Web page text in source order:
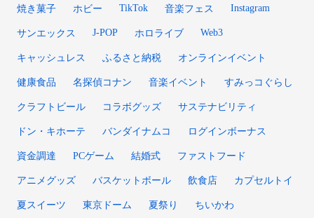
焼き菓子 ホビー TikTok 音楽フェス Instagram
サンエックス J-POP ホロライブ Web3
キャッシュレス ふるさと納税 オンラインイベント
健康食品 名探偵コナン 音楽イベント すみっコぐらし
クラフトビール コラボグッズ サステナビリティ
ドン・キホーテ バンダイナムコ ログインボーナス
資金調達 PCゲーム 結婚式 ファストフード
アニメグッズ バスケットボール 飲食店 カプセルトイ
夏スイーツ 東京ドーム 夏祭り ちいかわ